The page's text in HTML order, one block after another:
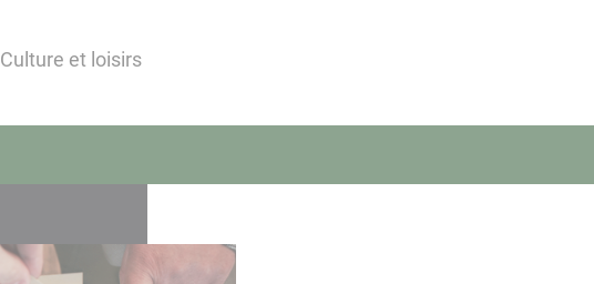
Culture et loisirs